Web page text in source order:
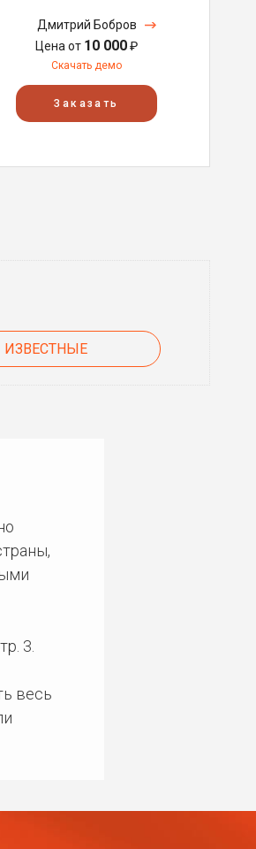
Дмитрий Бобров
Цена от 10 000₽
Скачать демо
Заказать
ИЗВЕСТНЫЕ
3.
весь